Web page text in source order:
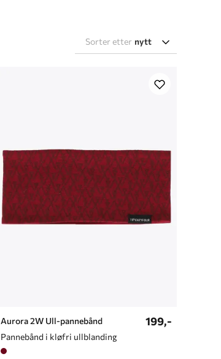
Sorter etter nytt
Aurora 2W Ull-pannebånd
Pannebånd i kløfri ullblanding
199,-